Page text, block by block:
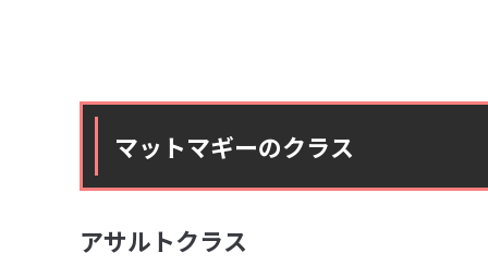
マットマギーのクラス
アサルトクラス